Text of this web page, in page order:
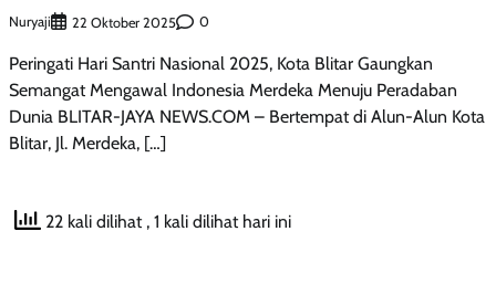
Nuryaji 22 Oktober 2025 0
Peringati Hari Santri Nasional 2025, Kota Blitar Gaungkan
Semangat Mengawal Indonesia Merdeka Menuju Peradaban
Dunia BLITAR-JAYA NEWS.COM – Bertempat di Alun-Alun Kota
Blitar, Jl. Merdeka, […]
22 kali dilihat , 1 kali dilihat hari ini